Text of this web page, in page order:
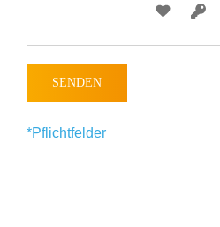
*Pflicht­felder